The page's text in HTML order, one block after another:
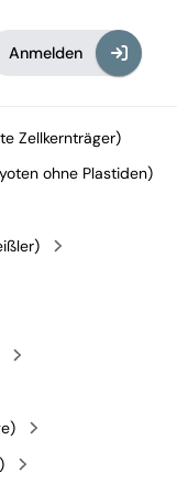
Anmelden
Zellkernträger)
ohne Plastiden)